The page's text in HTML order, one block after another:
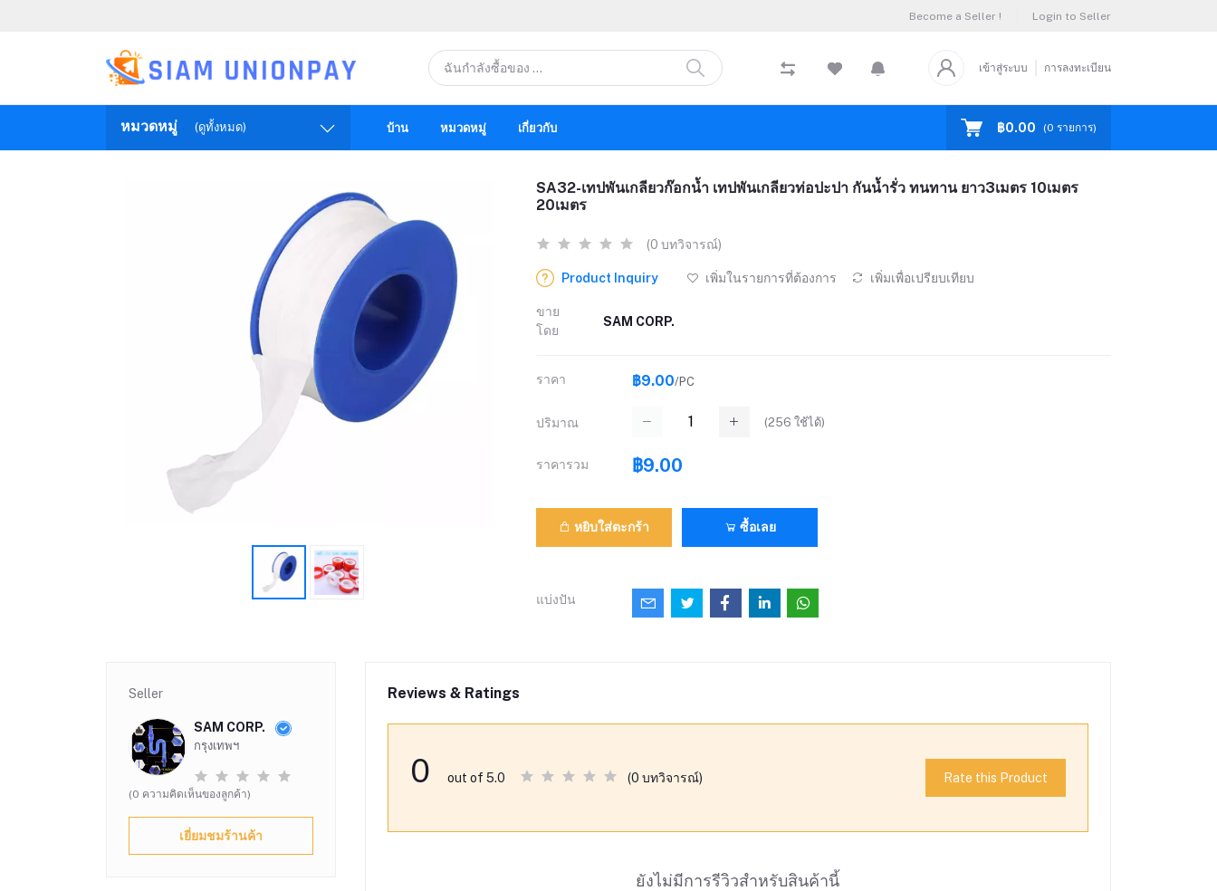
Become a Seller ! Login to Seller
เข้าสู่ระบบ การลงทะเบียน
หมวดหมู่ (ดูทั้งหมด) บ้าน หมวดหมู่ เกี่ยวกับ ฿0.00 (0 รายการ)
SA32-เทปพันเกลียวก๊อกน้ำ เทปพันเกลียวท่อปะปา กันน้ำรั่ว ทนทาน ยาว3เมตร 10เมตร
20เมตร
(0 บทวิจารณ์)
Product Inquiry เพิ่มในรายการที่ต้องการ เพิ่มเพื่อเปรียบเทียบ
ขาย
โดย
SAM CORP.
ราคา ฿9.00/PC
ปริมาณ (256 ใช้ได้)
ราคารวม ฿9.00
หยิบใส่ตะกร้า ซื้อเลย
แบ่งปัน
Seller
SAM CORP.
กรุงเทพฯ
(0 ความคิดเห็นของลูกค้า)
เยี่ยมชมร้านค้า
Reviews & Ratings
0 out of 5.0 (0 บทวิจารณ์) Rate this Product
ยังไม่มีการรีวิวสำหรับสินค้านี้